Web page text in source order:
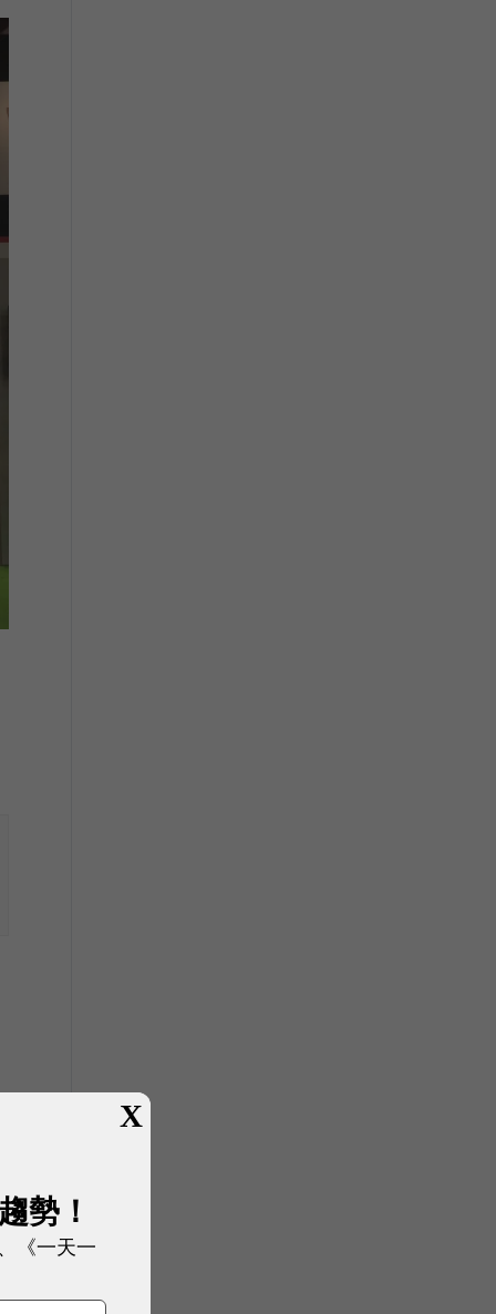
X
勢！
《一天一